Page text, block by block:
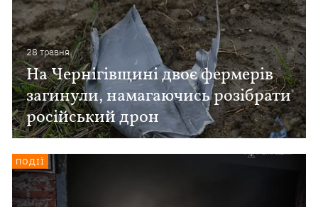
28 травня
На Чернігівщині двоє фермерів
загинули, намагаючись розібрати
російський дрон
ПОДІЇ